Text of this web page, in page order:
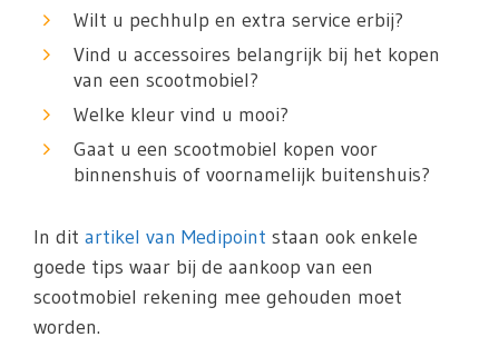
Wilt u pechhulp en extra service erbij?
Vind u accessoires belangrijk bij het kopen
van een scootmobiel?
Welke kleur vind u mooi?
Gaat u een scootmobiel kopen voor
binnenshuis of voornamelijk buitenshuis?
In dit artikel van Medipoint staan ook enkele
goede tips waar bij de aankoop van een
scootmobiel rekening mee gehouden moet
worden.